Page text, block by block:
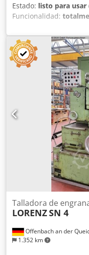
Estado: listo para usar
Funcionalidad:
diámetro de la rueda:
Siemens 840D,
golpes (máx.):2.500 r/
máximo de la rueda:
Módulo máximo: 3
husillo de golpe: 85
carreras/min (variable
mm DETALLES DE LA
Siemens 840D
Dimensiones y peso
3.000 x 3.300 mm
Csdpfx Aiozb Dtcoforf
punta Transportador
guías lineales
Offenbach an der
1.352 km
Talladora de
LORENZSN 4